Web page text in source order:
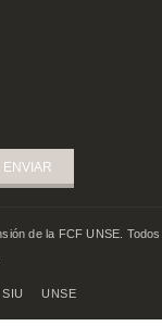
de la FCF UNSE. Todos
SIU UNSE